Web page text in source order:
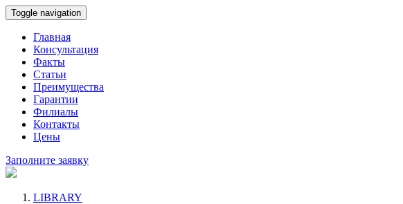
Toggle navigation
Главная
Консультация
Факты
Статьи
Преимущества
Гарантии
Филиалы
Контакты
Цены
Заполните заявку
LIBRARY